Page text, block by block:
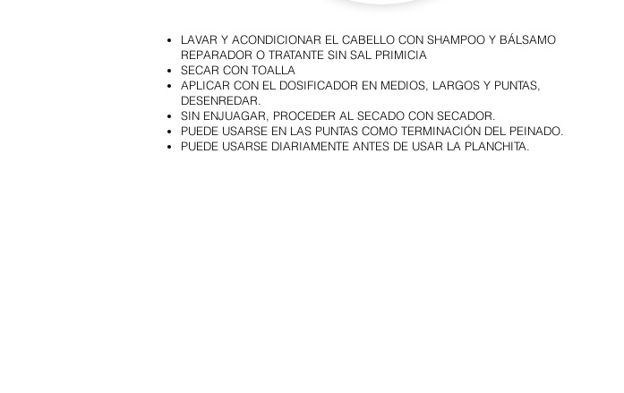
LAVAR Y ACONDICIONAR EL CABELLO CON SHAMPOO Y BÁLSAMO
REPARADOR O TRATANTE SIN SAL PRIMICIA
SECAR CON TOALLA
APLICAR CON EL DOSIFICADOR EN MEDIOS, LARGOS Y PUNTAS,
DESENREDAR.
SIN ENJUAGAR, PROCEDER AL SECADO CON SECADOR.
PUEDE USARSE EN LAS PUNTAS COMO TERMINACIÓN DEL PEINADO.
PUEDE USARSE DIARIAMENTE ANTES DE USAR LA PLANCHITA.